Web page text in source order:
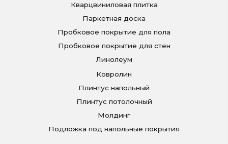
Кварцвиниловая плитка
Паркетная доска
Пробковое покрытие для пола
Пробковое покрытие для стен
Линолеум
Ковролин
Плинтус напольный
Плинтус потолочный
Молдинг
Подложка под напольные покрытия